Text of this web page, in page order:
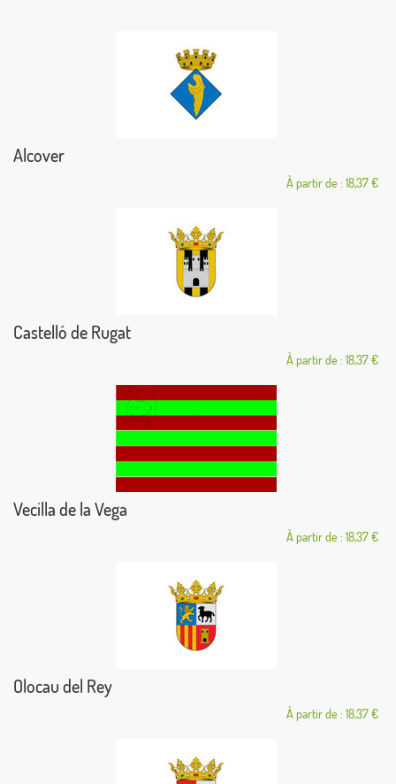
Alcover
À partir de : 18,37 €
Castelló de Rugat
À partir de : 18,37 €
Vecilla de la Vega
À partir de : 18,37 €
Olocau del Rey
À partir de : 18,37 €